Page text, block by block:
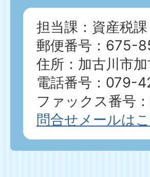
担当課：資産税
郵便番号：675-
住所：加古川市
電話番号：079-
ファックス番号
問合せメールは